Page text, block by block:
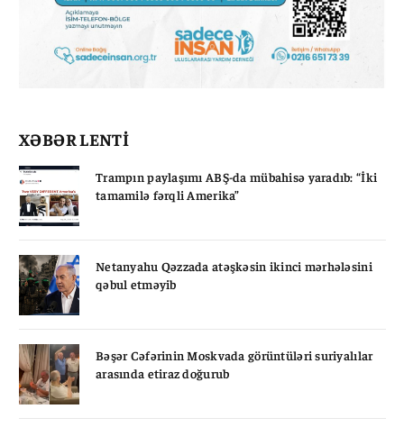
XƏBƏR LENTİ
Trampın paylaşımı ABŞ-da mübahisə yaradıb: “İki
tamamilə fərqli Amerika”
Netanyahu Qəzzada atəşkəsin ikinci mərhələsini
qəbul etməyib
Bəşər Cəfərinin Moskvada görüntüləri suriyalılar
arasında etiraz doğurub